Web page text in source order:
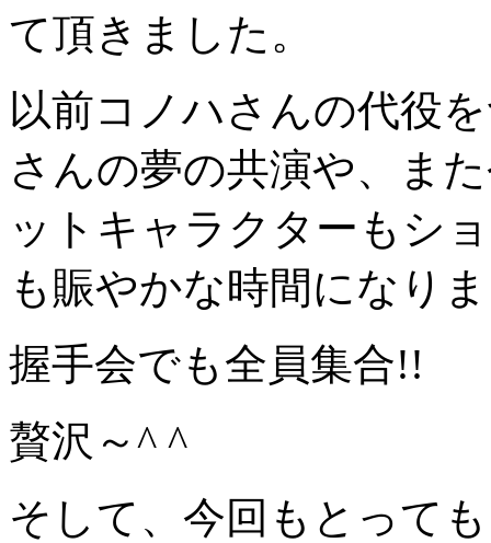
て頂きました。
以前コノハさんの代役
さんの夢の共演や、ま
ットキャラクターもシ
も賑やかな時間になり
握手会でも全員集合!!
贅沢～^ ^
そして、今回もとって